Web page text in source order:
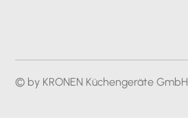
© by KRONEN Küchengeräte GmbH